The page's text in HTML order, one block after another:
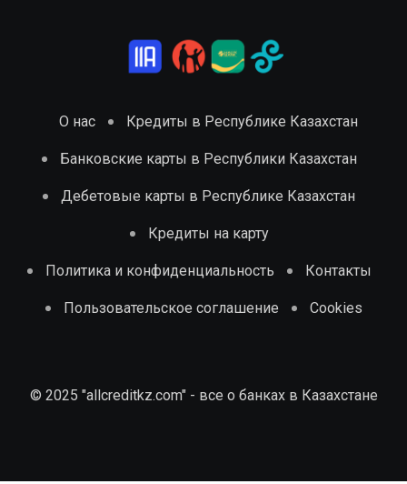
О нас Кредиты в Республике Казахстан
Банковские карты в Республики Казахстан
Дебетовые карты в Республике Казахстан
Кредиты на карту
Политика и конфиденциальность Контакты
Пользовательское соглашение Cookies
© 2025 "allcreditkz.com" - все о банках в Казахстане